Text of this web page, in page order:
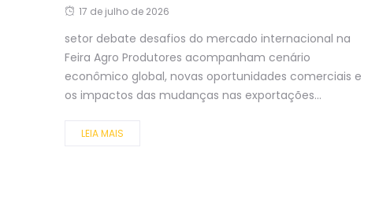
17 de julho de 2026
setor debate desafios do mercado internacional na
Feira Agro Produtores acompanham cenário
econômico global, novas oportunidades comerciais e
os impactos das mudanças nas exportações...
LEIA MAIS